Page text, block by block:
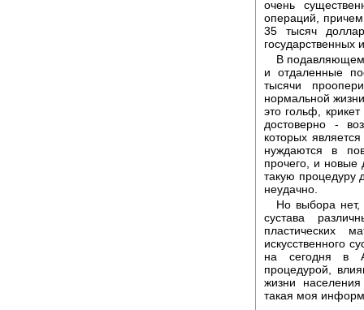
очень
операций,
35 тысяч
государственных
В подавляющем
и отдаленные
тысячи
нормальной
это гольф,
достоверно -
которых
нуждаются в
прочего, и новые
такую процедуру
неудачно.
Но выбора нет,
сустава
пластических
искусственного
на сегодня в
процедурой,
жизни
такая моя